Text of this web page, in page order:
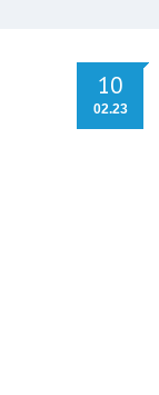
10
02.23